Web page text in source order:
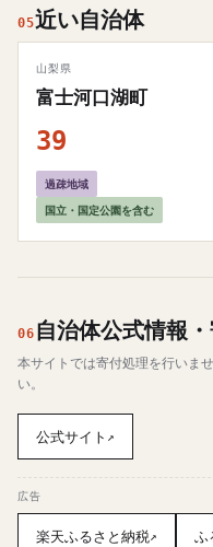
05近い自治体
山梨県
富士河口湖町
39
過疎地域
国立・国定公園を含む
06 自治体公式情報
本サイトでは寄付処理を行いま
い。
公式サイト ↗
広告
楽天ふるさと納税↗ ふ